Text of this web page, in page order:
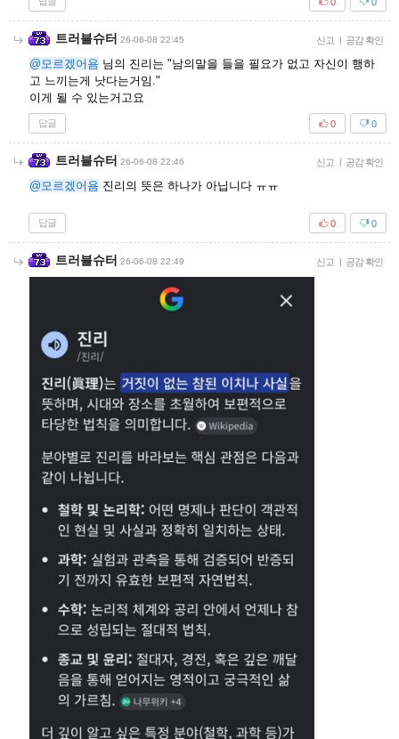
트러블슈터 26-06-08 22:45 신고 | 공감 확인
@모르겠어욤 님의 진리는 "남의말을 들을 필요가 없고 자신이 행하
고 느끼는게 낫다는거임."
이게 될 수 있는거고요
답글 0
0
트러블슈터 26-06-08 22:46 신고 | 공감 확인
@모르겠어욤 진리의 뜻은 하나가 아닙니다 ㅠㅠ
답글 0
0
트러블슈터 26-06-08 22:49 신고 | 공감 확인